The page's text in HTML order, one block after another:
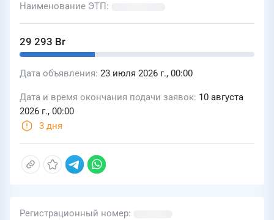
Наименование ЭТП
29 293 Br
Дата объявления 23 июля 2026 г., 00:00
Дата и время окончания подачи заявок 10 августа
2026 г., 00:00
3 дня
Регистрационный номер